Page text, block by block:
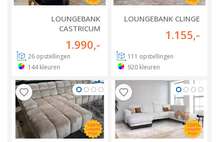
LOUNGEBANK
CASTRICUM
1.990,-
26 opstellingen
144 kleuren
LOUNGEBANK CLINGE
1.155,-
111 opstellingen
920 kleuren